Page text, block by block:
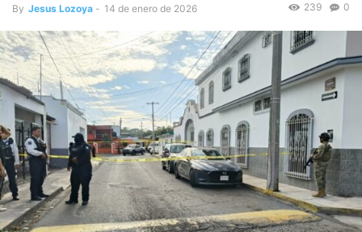
By Jesus Lozoya - 14 de enero de 2026 0
239